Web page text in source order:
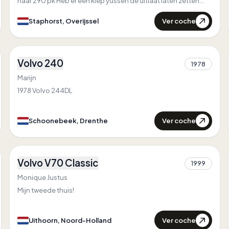
Staphorst, Overijssel
Ver coche
2
4
Volvo 240
1978
Marijn
1978 Volvo 244DL
Schoonebeek, Drenthe Ver coche
1
1
Volvo V70 Classic
1999
Monique Justus
Mijn tweede thuis!
Uithoorn, Noord-Holland Ver coche